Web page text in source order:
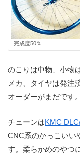
完成度50％
のこりは中物、小物
メカ、タイヤは発注
オーダーがまだです。
チェーンはKMC
CNC系のかっこいい
す。柔らかめのやつ